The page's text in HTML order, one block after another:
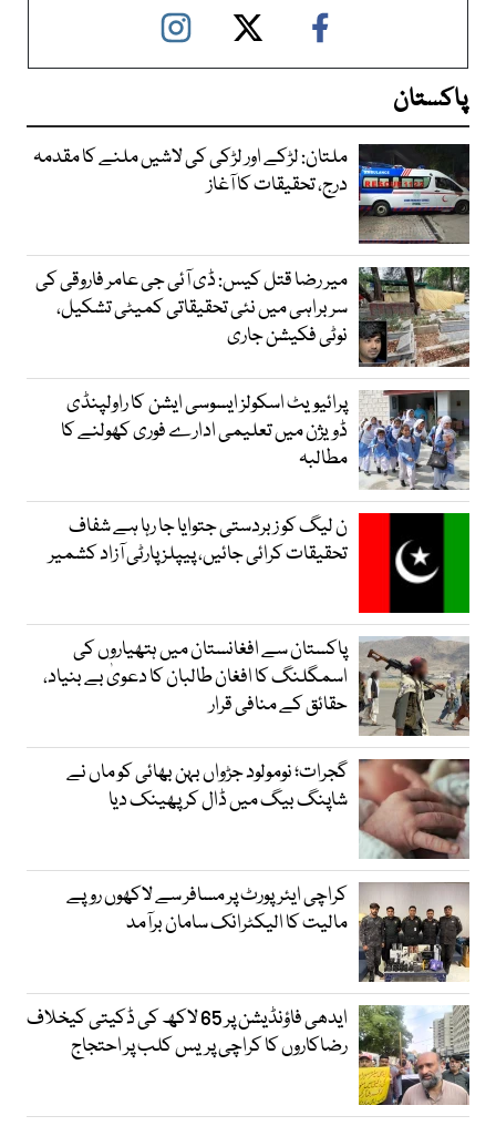
پاکستان
ملتان: لڑکے اور لڑکی کی لاشیں ملنے کا مقدمہ
درج، تحقیقات کا آغاز
میر رضا قتل کیس: ڈی آئی جی عامر فاروقی کی
سربراہی میں نئی تحقیقاتی کمیٹی تشکیل،
نوٹی فکیشن جاری
پرائیویٹ اسکولز ایسوسی ایشن کا راولپنڈی
ڈویژن میں تعلیمی ادارے فوری کھولنے کا
مطالبہ
ن لیگ کو زبردستی جتوایا جا رہا ہے شفاف
تحقیقات کرائی جائیں، پیپلز پارٹی آزاد کشمیر
پاکستان سے افغانستان میں ہتھیاروں کی
اسمگلنگ کا افغان طالبان کا دعویٰ بے بنیاد،
حقائق کے منافی قرار
گجرات؛ نومولود جڑواں بہن بھائی کو ماں نے
شاپنگ بیگ میں ڈال کر پھینک دیا
کراچی ایئرپورٹ پر مسافر سے لاکھوں روپے
مالیت کا الیکٹرانک سامان برآمد
ایدھی فاؤنڈیشن پر 65 لاکھ کی ڈکیتی کیخلاف
رضاکاروں کا کراچی پریس کلب پر احتجاج